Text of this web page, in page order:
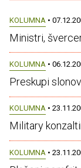
KOLUMNA •
Ministri,
KOLUMNA •
Preskupi
KOLUMNA •
Military
KOLUMNA •